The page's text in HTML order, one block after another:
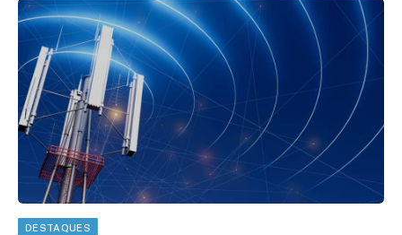
DESTAQUES